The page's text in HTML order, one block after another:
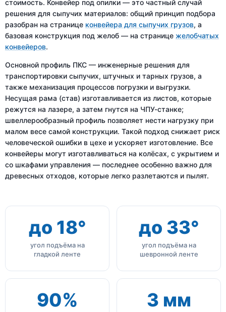
стоимость. Конвейер под опилки — это частный случай
решения для сыпучих материалов: общий принцип подбора
разобран на странице конвейера для сыпучих грузов, а
базовая конструкция под желоб — на странице желобчатых
конвейеров.
Основной профиль ПКС — инженерные решения для
транспортировки сыпучих, штучных и тарных грузов, а
также механизация процессов погрузки и выгрузки.
Несущая рама (став) изготавливается из листов, которые
режутся на лазере, а затем гнутся на ЧПУ-станке;
швеллерообразный профиль позволяет нести нагрузку при
малом весе самой конструкции. Такой подход снижает риск
человеческой ошибки в цехе и ускоряет изготовление. Все
конвейеры могут изготавливаться на колёсах, с укрытием и
со шкафами управления — последнее особенно важно для
древесных отходов, которые легко разлетаются и пылят.
до 18°
угол подъёма на
гладкой ленте
до 33°
угол подъёма на
шевронной ленте
90% 3 мм